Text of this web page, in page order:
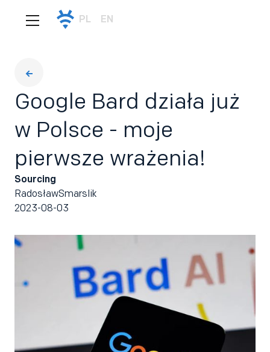
PL EN
Google Bard działa już
w Polsce - moje
pierwsze wrażenia!
Sourcing
RadosławSmarslik
2023-08-03